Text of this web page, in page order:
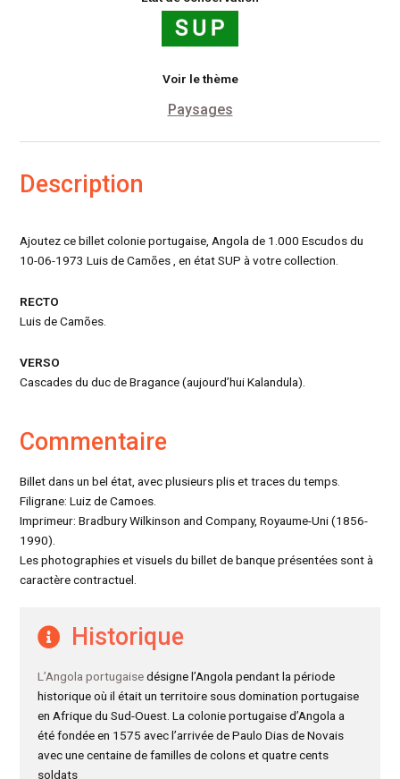
Voir le thème
Paysages
Description
Ajoutez ce billet colonie portugaise, Angola de 1.000 Escudos du
10-06-1973 Luis de Camões , en état SUP à votre collection.
RECTO
Luis de Camões.
VERSO
Cascades du duc de Bragance (aujourd’hui Kalandula).
Commentaire
Billet dans un bel état, avec plusieurs plis et traces du temps.
Filigrane: Luiz de Camoes.
Imprimeur: Bradbury Wilkinson and Company, Royaume-Uni (1856-
1990).
Les photographies et visuels du billet de banque présentées sont à
caractère contractuel.
Historique
L’Angola portugaisedésigne l’Angola pendant la période
historique où il était un territoire sous domination portugaise
en Afrique du Sud-Ouest. La colonie portugaise d’Angola a
été fondée en 1575 avec l’arrivée de Paulo Dias de Novais
avec une centaine de familles de colons et quatre cents
soldats